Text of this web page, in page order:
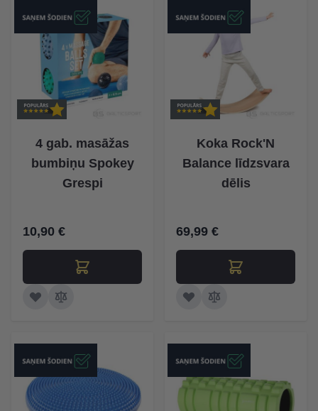
4 gab. masāžas
bumbiņu Spokey
Grespi
10,90 €
Koka Rock'N
Balance līdzsvara
dēlis
69,99 €